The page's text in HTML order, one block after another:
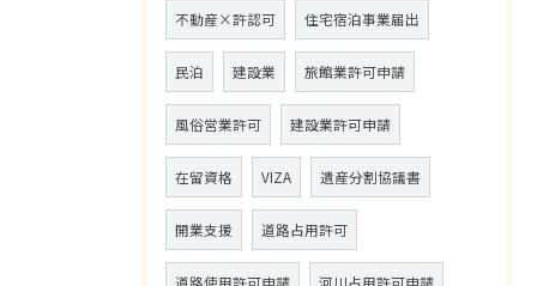
不動産×許認可 住宅宿泊事業届出
民泊 建設業 旅館業許可申請
風俗営業許可 建設業許可申請
在留資格 VIZA 遺産分割協議書
開業支援 道路占用許可